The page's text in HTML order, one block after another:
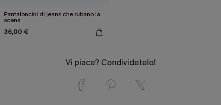
Pantaloncini di jeans che rubano la
scena
36,00 €
Vi piace? Condividetelo!